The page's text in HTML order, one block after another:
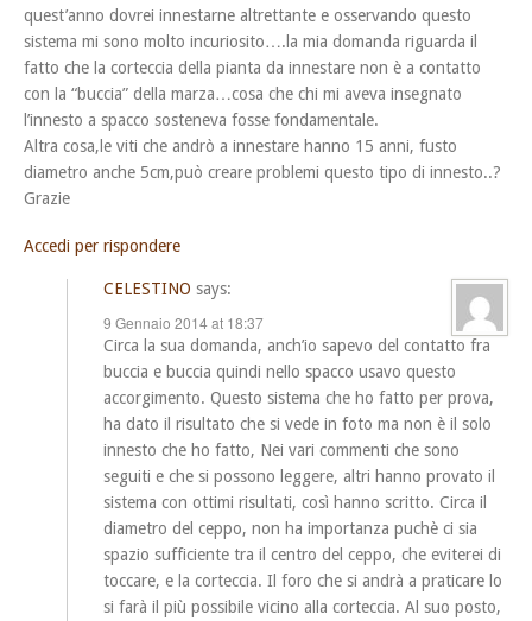
quest’anno dovrei innestarne altrettante e osservando questo
sistema mi sono molto incuriosito….la mia domanda riguarda il
fatto che la corteccia della pianta da innestare non è a contatto
con la “buccia” della marza…cosa che chi mi aveva insegnato
l’innesto a spacco sosteneva fosse fondamentale.
Altra cosa,le viti che andrò a innestare hanno 15 anni, fusto
diametro anche 5cm,può creare problemi questo tipo di innesto..?
Grazie
Accedi per rispondere
CELESTINO says:
9 Gennaio 2014 at 18:37
Circa la sua domanda, anch’io sapevo del contatto fra
buccia e buccia quindi nello spacco usavo questo
accorgimento. Questo sistema che ho fatto per prova,
ha dato il risultato che si vede in foto ma non è il solo
innesto che ho fatto, Nei vari commenti che sono
seguiti e che si possono leggere, altri hanno provato il
sistema con ottimi risultati, così hanno scritto. Circa il
diametro del ceppo, non ha importanza puchè ci sia
spazio sufficiente tra il centro del ceppo, che eviterei di
toccare, e la corteccia. Il foro che si andrà a praticare lo
si farà il più possibile vicino alla corteccia. Al suo posto,